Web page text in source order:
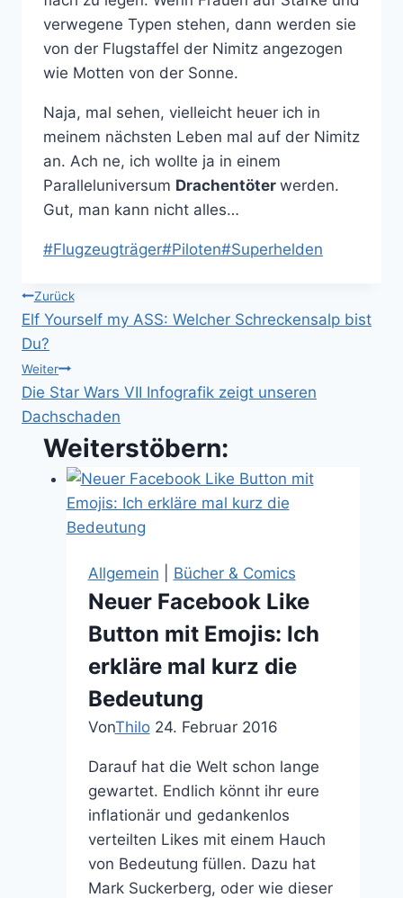
verwegene Typen stehen, dann werden sie
von der Flugstaffel der Nimitz angezogen
wie Motten von der Sonne.
Naja, mal sehen, vielleicht heuer ich in
meinem nächsten Leben mal auf der Nimitz
an. Ach ne, ich wollte ja in einem
Paralleluniversum Drachentöter werden.
Gut, man kann nicht alles…
Schlagworte:
#Flugzeugträger#Piloten#Superhelden
Beitragsnavigation
Zurück
Elf Yourself my ASS: Welcher Schreckensalp bist
Du?
Weiter
Die Star Wars VII Infografik zeigt unseren
Dachschaden
Weiterstöbern:
Allgemein Bücher & Comics
Neuer Facebook Like
Button mit Emojis: Ich
erkläre mal kurz die
Bedeutung
VonThilo 24. Februar 2016
Darauf hat die Welt schon lange
gewartet. Endlich könnt ihr eure
inflationär und gedankenlos
verteilten Likes mit einem Hauch
von Bedeutung füllen. Dazu hat
Mark Suckerberg, oder wie dieser